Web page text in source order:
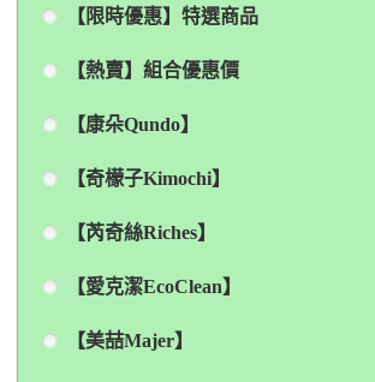
【限時優惠】特選商品
【熱賣】組合優惠價
【康朵Qundo】
【奇檬子Kimochi】
【芮奇絲Riches】
【愛克潔EcoClean】
【美喆Majer】